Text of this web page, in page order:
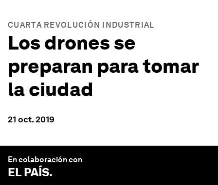
CUARTA REVOLUCIÓN INDUSTRIAL
Los drones se
preparan para tomar
la ciudad
21 oct. 2019
En colaboración con
EL PAÍS.